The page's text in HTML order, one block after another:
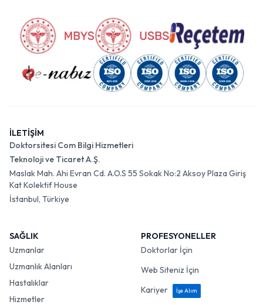
İLETİŞİM
Doktorsitesi Com Bilgi Hizmetleri
Teknoloji ve Ticaret A.Ş.
Maslak Mah. Ahi Evran Cd. A.O.S 55 Sokak No:2 Aksoy Plaza Giriş
Kat Kolektif House
İstanbul, Türkiye
SAĞLIK
Uzmanlar
Uzmanlık Alanları
Hastalıklar
Hizmetler
PROFESYONELLER
Doktorlar İçin
Web Siteniz İçin
Kariyer
İşe Alım